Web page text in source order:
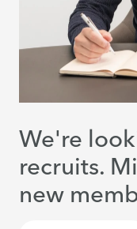
We're
recruits.
new